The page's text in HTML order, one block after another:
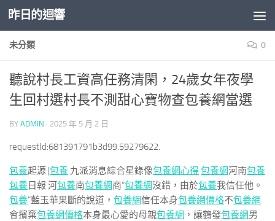
Skip to content
昨日的迴響
未分類 0
聽說村長工資高任務清閑，24歲女年夜學
生回村選村長不測甜心寶物查包養網當選
BY ADMIN · 2025 年 5 月 2 日
requestId:681391791b3d99.59279622.
包養起源 |包養 九派消息綜合星錄像包養網心得包養網河南包養
包養日報 河包養南包養網商“包養網沒錯，由於包養我信任他。
包養”藍玉華果斷的說道， 包養網信任本身包養網價格不包養網
會擯棄包養網價格本身最心愛的母親包養網 ，讓鶴發包養網男